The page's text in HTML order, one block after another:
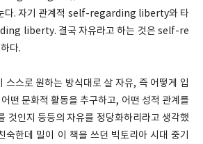
다. 자기 관계적 self-regarding liberty와 타
liberty. 결국 자유라고 하는 것은 self-re
다.
스스로 원하는 방식대로 살 자유, 즉 어떻게 입
떤 문화적 활동을 추구하고, 어떤 성적 관계를
것인지 등등의 자유를 정당화하리라고 생각했
숙한데 밀이 이 책을 쓰던 빅토리아 시대 중기